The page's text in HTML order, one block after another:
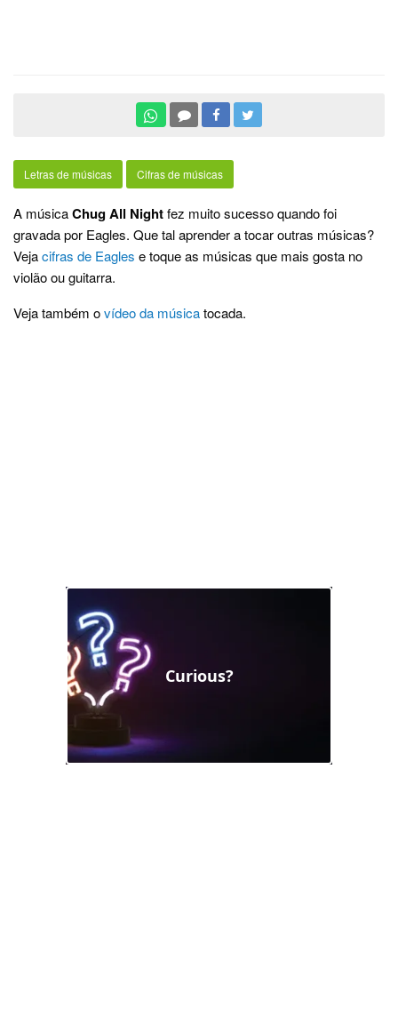
Letras de músicas Cifras de músicas
A músicaChug All Nightfez muito sucesso quando foi
gravada por Eagles. Que tal aprender a tocar outras músicas?
Vejacifras de Eagles e toque as músicas que mais gosta no
violão ou guitarra.
Veja também ovídeo da músicatocada.